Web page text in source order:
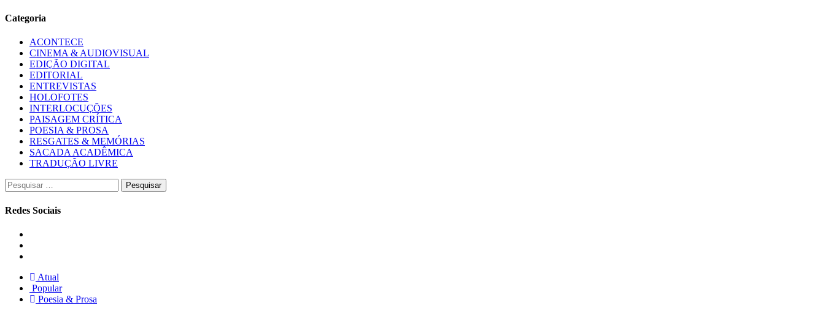
Categoria
ACONTECE
CINEMA & AUDIOVISUAL
EDIÇÃO DIGITAL
EDITORIAL
ENTREVISTAS
HOLOFOTES
INTERLOCUÇÕES
PAISAGEM CRÍTICA
POESIA & PROSA
RESGATES & MEMÓRIAS
SACADA ACADÊMICA
TRADUÇÃO LIVRE
Pesquisar
por:
Redes Sociais
Atual
Popular
Poesia & Prosa